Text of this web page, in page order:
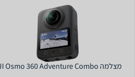
מצלמה DJI Osmo 360 Adventure Combo